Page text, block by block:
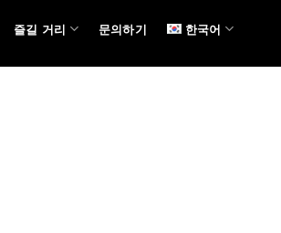
즐길 거리 문의하기 한국어